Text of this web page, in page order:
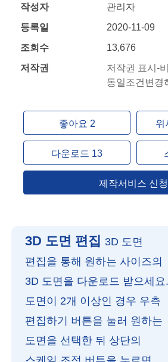
작성자
관리자
등록일
2020-11-09
조회수
13,676
저작권
저작권 표시-
동일조건변경
좋아요 2 위
다운로드 13
제작서비스 신청
3D 도면 편집 3D 도면
편집을 통해 원하는 사이즈의
3D 도면을 다운로드 받으세요.
도면이 2개 이상인 경우 우측
편집하기 버튼을 눌러 원하는
도면을 선택한 뒤 상단의